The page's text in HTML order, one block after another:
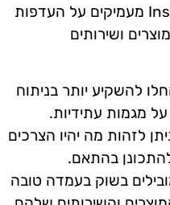
מאפשר למומחים לקבל Insights מעמיקים על העדפות
ושירותים
להשקיע יותר בניתוח
מגמות עתידיות.
לזהות מה יהיו הצרכים
בהתאם.
בשוק בעמדה טובה